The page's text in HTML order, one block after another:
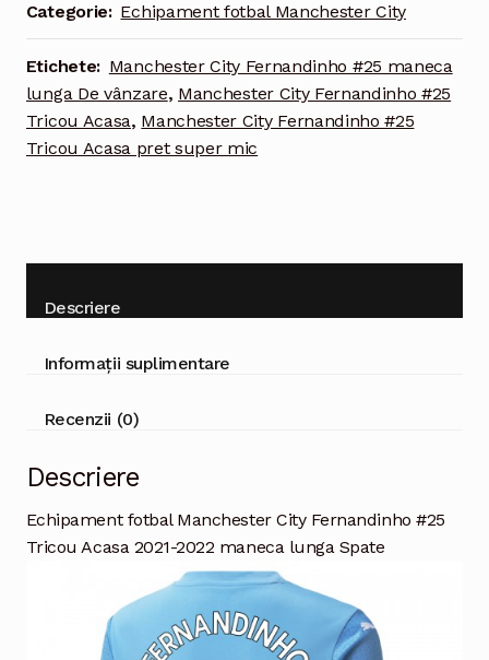
Tricou
2022
maneca
lunga
Categorie: Echipament fotbal Manchester City
Etichete: Manchester City Fernandinho #25 maneca
lunga De vânzare, Manchester City Fernandinho #25
Tricou Acasa, Manchester City Fernandinho #25
Tricou Acasa pret super mic
Descriere
Informații suplimentare
Recenzii (0)
Descriere
Echipament fotbal Manchester City Fernandinho #25
Tricou Acasa 2021-2022 maneca lunga Spate